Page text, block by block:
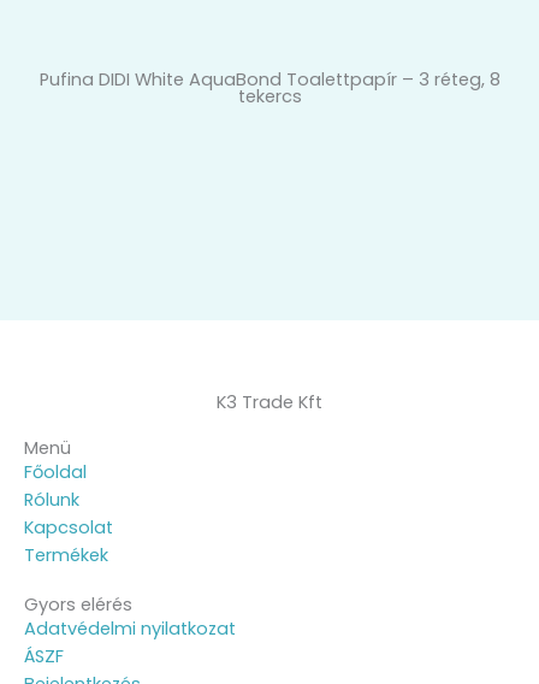
Pufina DIDI White AquaBond Toalettpapír – 3 réteg, 8
tekercs
K3 Trade Kft
Menü
Főoldal
Rólunk
Kapcsolat
Termékek
Gyors elérés
Adatvédelmi nyilatkozat
ÁSZF